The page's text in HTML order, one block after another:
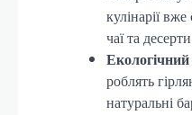
кулінарії
чаї та
роблять
натуральні